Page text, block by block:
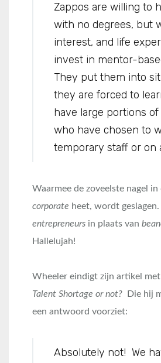
Zappos are willing to
with no degrees, but
interest, and life
invest in mentor-
They put them into
they are forced to
have large portions
who have chosen to
temporary staff or on
Waarmee de zoveelste nagel
corporate heet, wordt
entrepreneurs in plaats van
Hallelujah!
Wheeler eindigt zijn artikel met
Talent Shortage or not? Die hij
een antwoord voorziet:
Absolutely not! We